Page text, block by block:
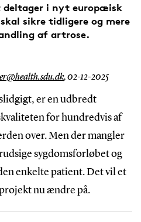
deltager i nyt europæisk
sikre tidligere og mere
af artrose.
,02-12-2025
er en udbredt
for hundredvis af
over. Men der mangler
sygdomsforløbet og
enkelte patient. Det vil et
nu ændre på.